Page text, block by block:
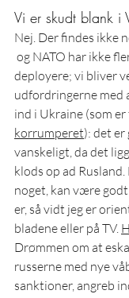
Vi er skudt blank i
Nej. Der findes ikke
og NATO har ikke
deployere; vi bliver
udfordringerne med
ind i Ukraine (som
korrumperet): det er
vanskeligt, da det
klods op ad
noget, kan være
er, så vidt jeg er
bladene eller på TV.
Drømmen om at
russerne med nye
sanktioner, angreb